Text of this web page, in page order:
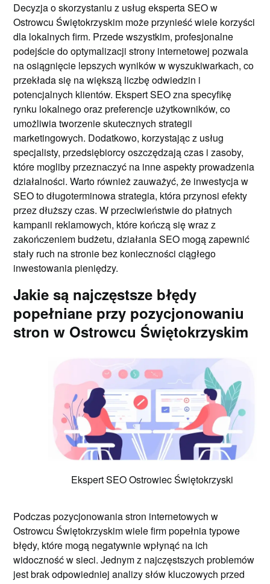
Decyzja o skorzystaniu z usług eksperta SEO w
Ostrowcu Świętokrzyskim może przynieść wiele korzyści
dla lokalnych firm. Przede wszystkim, profesjonalne
podejście do optymalizacji strony internetowej pozwala
na osiągnięcie lepszych wyników w wyszukiwarkach, co
przekłada się na większą liczbę odwiedzin i
potencjalnych klientów. Ekspert SEO zna specyfikę
rynku lokalnego oraz preferencje użytkowników, co
umożliwia tworzenie skutecznych strategii
marketingowych. Dodatkowo, korzystając z usług
specjalisty, przedsiębiorcy oszczędzają czas i zasoby,
które mogliby przeznaczyć na inne aspekty prowadzenia
działalności. Warto również zauważyć, że inwestycja w
SEO to długoterminowa strategia, która przynosi efekty
przez dłuższy czas. W przeciwieństwie do płatnych
kampanii reklamowych, które kończą się wraz z
zakończeniem budżetu, działania SEO mogą zapewnić
stały ruch na stronie bez konieczności ciągłego
inwestowania pieniędzy.
Jakie są najczęstsze błędy
popełniane przy pozycjonowaniu
stron w Ostrowcu Świętokrzyskim
Ekspert SEO Ostrowiec Świętokrzyski
Podczas pozycjonowania stron internetowych w
Ostrowcu Świętokrzyskim wiele firm popełnia typowe
błędy, które mogą negatywnie wpłynąć na ich
widoczność w sieci. Jednym z najczęstszych problemów
jest brak odpowiedniej analizy słów kluczowych przed